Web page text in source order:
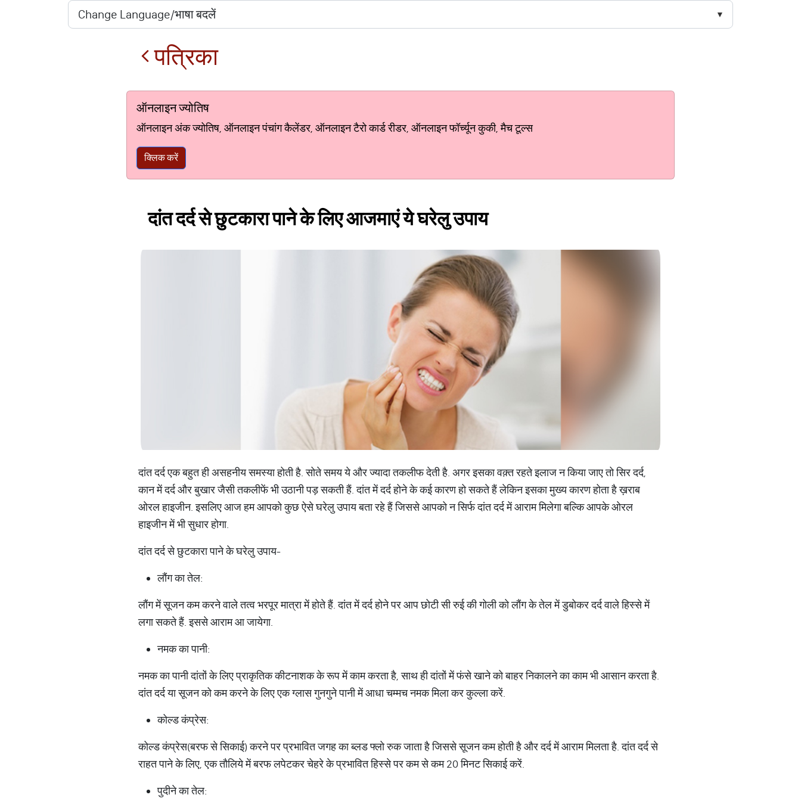
पत्रिका
ऑनलाइन ज्योतिष
ऑनलाइन अंक ज्योतिष, ऑनलाइन पंचांग कैलेंडर, ऑनलाइन टैरो कार्ड रीडर, ऑनलाइन फॉर्च्यून कुकी, मैच टूल्स
क्लिक करें
दांत दर्द से छुटकारा पाने के लिए आजमाएं ये घरेलु उपाय
दांत दर्द एक बहुत ही असहनीय समस्या होती है. सोते समय ये और ज्यादा तकलीफ देती है. अगर इसका वक़्त रहते इलाज न किया जाए तो सिर दर्द,
कान में दर्द और बुखार जैसी तकलीफें भी उठानी पड़ सकती हैं. दांत में दर्द होने के कई कारण हो सकते हैं लेकिन इसका मुख्य कारण होता है ख़राब
ओरल हाइजीन. इसलिए आज हम आपको कुछ ऐसे घरेलु उपाय बता रहे हैं जिससे आपको न सिर्फ दांत दर्द में आराम मिलेगा बल्कि आपके ओरल
हाइजीन में भी सुधार होगा.
दांत दर्द से छुटकारा पाने के घरेलु उपाय-
लौंग का तेल:
लौंग में सूजन कम करने वाले तत्व भरपूर मात्रा में होते हैं. दांत में दर्द होने पर आप छोटी सी रुई की गोली को लौंग के तेल में डुबोकर दर्द वाले हिस्से में
लगा सकते हैं. इससे आराम आ जायेगा.
नमक का पानी:
नमक का पानी दांतों के लिए प्राकृतिक कीटनाशक के रूप में काम करता है, साथ ही दांतों में फंसे खाने को बाहर निकालने का काम भी आसान करता है.
दांत दर्द या सूजन को कम करने के लिए एक ग्लास गुनगुने पानी में आधा चम्मच नमक मिला कर कुल्ला करें.
कोल्ड कंप्रेस:
कोल्ड कंप्रेस(बरफ से सिकाई) करने पर प्रभावित जगह का ब्लड फ्लो रुक जाता है जिससे सूजन कम होती है और दर्द में आराम मिलता है. दांत दर्द से
राहत पाने के लिए, एक तौलिये में बरफ लपेटकर चेहरे के प्रभावित हिस्से पर कम से कम 20 मिनट सिकाई करें.
पुदीने का तेल: